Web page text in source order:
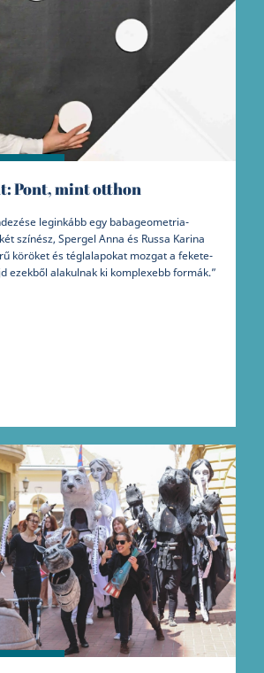
Pont, mint otthon
leginkább egy babageometria-
színész, Spergel Anna és Russa Karina
köröket és téglalapokat mozgat a fekete-
ezekből alakulnak ki komplexebb formák.”